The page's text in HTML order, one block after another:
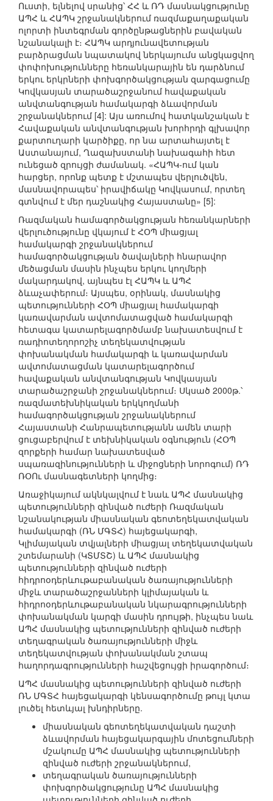
Ուստի, ելնելով սրանից՝ ՀՀ և ՌԴ մասնակցությունը
ԱՊՀ և ՀԱՊԿ շրջանակներում ռազմաքաղաքական
ոլորտի ինտեգրման գործընթացներին բավական
նշանակալի է։ ՀԱՊԿ արդյունավետության
բարձրացման նպատակով ներկայումս անցկացվող
փոփոխությունները հեռանկարային են դարձնում
երկու երկրների փոխգործակցության զարգացումը
Կովկասյան տարածաշրջանում հավաքական
անվտանգության համակարգի ձևավորման
շրջանակներում [4]: Այս առումով հատկանշական է
Հավաքական անվտանգության խորհրդի գլխավոր
քարտուղարի կարծիքը, որ նա արտահայտել է
Աստանայում, Ղազախստանի նախագահի հետ
ունեցած զրույցի ժամանակ. «ՀԱՊԿ-ում կան
հարցեր, որոնք պետք է մշտապես վերլուծվեն,
մասնավորապես՝ իրավիճակը Կովկասում, որտեղ
գտնվում է մեր դաշնակից Հայաստանը» [5]:
Ռազմական համագործակցության հեռանկարների
վերլուծությունը վկայում է ՀՕՊ միացյալ
համակարգի շրջանակներում
համագործակցության ծավալների հնարավոր
մեծացման մասին ինչպես երկու կողմերի
մակարդակով, այնպես էլ ՀԱՊԿ և ԱՊՀ
ձևաչափերում։ Այսպես, օրինակ, մասնակից
պետությունների ՀՕՊ միացյալ համակարգի
կառավարման ավտոմատացված համակարգի
հետագա կատարելագործմամբ նախատեսվում է
ռադիոտեղորոշիչ տեղեկատվության
փոխանակման համակարգի և կառավարման
ավտոմատացման կատարելագործում
հավաքական անվտանգության Կովկասյան
տարածաշրջանի շրջանակներում։ Սկսած 2000թ.՝
ռազմատեխնիկական երկկողմանի
համագործակցության շրջանակներում
Հայաստանի Հանրապետությանն ամեն տարի
ցուցաբերվում է տեխնիկական օգնություն (ՀՕՊ
զորքերի համար նախատեսված
սպառազինությունների և միջոցների նորոգում) ՌԴ
ՌՕՈւ մասնագետների կողմից։
Առաջիկայում ակնկալվում է նաև ԱՊՀ մասնակից
պետությունների զինված ուժերի Ռազմական
նշանակության միասնական գեոտեղեկատվական
համակարգի (ՌՆ ՄԳՏՀ) հայեցակարգի,
Կլիմայական տվյալների միացյալ տեղեկատվական
շտեմարանի (ԿՏՄՏՇ) և ԱՊՀ մասնակից
պետությունների զինված ուժերի
հիդրոօդերևութաբանական ծառայությունների
միջև տարածաշրջանների կլիմայական և
հիդրոօդերևութաբանական նկարագրությունների
փոխանակման կարգի մասին դրույթի, ինչպես նաև
ԱՊՀ մասնակից պետությունների զինված ուժերի
տեղագրական ծառայությունների միջև
տեղեկատվության փոխանակման շտապ
հաղորդագրությունների հաշվեցույցի իրագործում։
ԱՊՀ մասնակից պետությունների զինված ուժերի
ՌՆ ՄԳՏՀ հայեցակարգի կենսագործումը թույլ կտա
լուծել հետևյալ խնդիրները.
միասնական գեոտեղեկատվական դաշտի
ձևավորման հայեցակարգային մոտեցումների
մշակումը ԱՊՀ մասնակից պետությունների
զինված ուժերի շրջանակներում,
տեղագրական ծառայությունների
փոխգործակցությունը ԱՊՀ մասնակից